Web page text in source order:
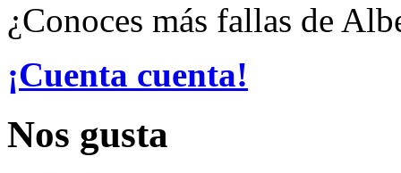
¿Conoces más fallas de
¡Cuenta cuenta!
Nos gusta